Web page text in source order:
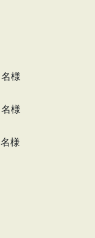
名様
名様
名様